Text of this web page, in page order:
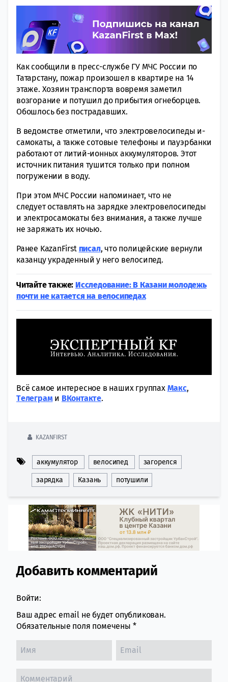
Как сообщили в пресс-службе ГУ МЧС России по
Татарстану, пожар произошел в квартире на 14
этаже. Хозяин транспорта вовремя заметил
возгорание и потушил до прибытия огнеборцев.
Обошлось без пострадавших.
В ведомстве отметили, что электровелосипеды и-
самокаты, а также сотовые телефоны и пауэрбанки
работают от литий-ионных аккумуляторов. Этот
источник питания тушится только при полном
погружении в воду.
При этом МЧС России напоминает, что не
следует оставлять на зарядке электровелосипеды
и электросамокаты без внимания, а также лучше
не заряжать их ночью.
Ранее KazanFirst писал, что полицейские вернули
казанцу украденный у него велосипед.
Читайте также: Исследование: В Казани молодежь
почти не катается на велосипедах
Всё самое интересное в наших группах Макс,
Tелеграми ВКонтакте.
KAZANFIRST
аккумулятор велосипед загорелся
зарядка Казань потушили
Comment section
Добавить комментарий
Войти:
Ваш адрес email не будет опубликован.
Обязательные поля помечены *